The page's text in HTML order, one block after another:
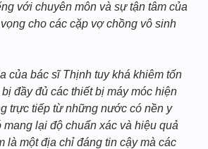
với chuyên môn và sự tận tâm của
cho các cặp vợ chồng vô sinh
của bác sĩ Thịnh tuy khá khiêm tốn
đầy đủ các thiết bị máy móc hiện
trực tiếp từ những nước có nền y
mang lại độ chuẩn xác và hiệu quả
là một địa chỉ đáng tin cậy mà các